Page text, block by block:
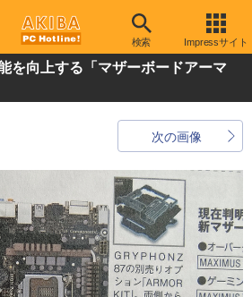
検索 Impressサイト
を向上する「マザーボードアーマ
次の画像